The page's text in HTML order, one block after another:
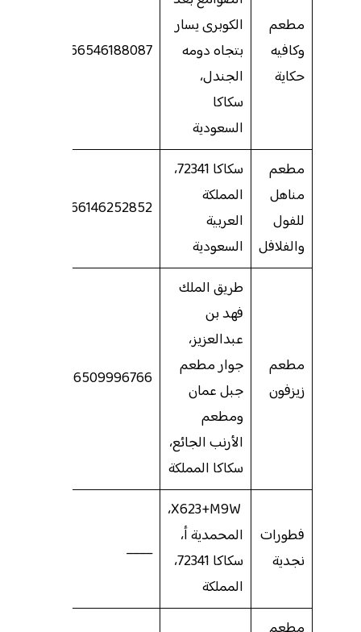
مطعم
وكافيه
حكاية
الكوبرى يسار
بتجاه دومه
الجندل،
سكاكا
السعودية
966546188087
مطعم
مناهل
للفول
والفلافل
سكاكا 72341،
المملكة
العربية
السعودية
966146252852
مطعم
زيزفون
طريق الملك
فهد بن
عبدالعزيز،
جوار مطعم
جبل عمان
ومطعم
الأرنب الجائع،
سكاكا المملكة
966509996766
فطورات
نجدية
X623+M9W،
المحمدية أ،
سكاكا 72341،
المملكة
____